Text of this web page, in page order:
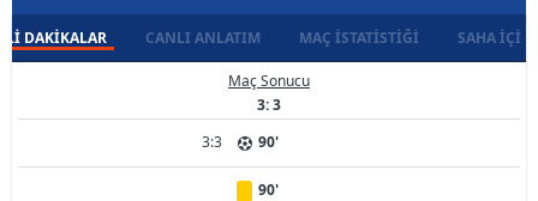
DAKIKALAR CANLI ANLATIM MAÇ İSTATISTIĞI SAHA İÇI
Maç Sonucu
3: 3
3:3
90'
90'